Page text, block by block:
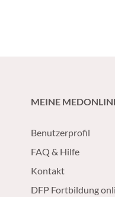
MEINE
Benutzerprofil
FAQ & Hilfe
Kontakt
DFP Fortbildung